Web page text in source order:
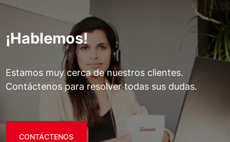
¡Hablemos!
Estamos muy cerca de nuestros clientes.
Contáctenos para resolver todas sus dudas.
CONTÁCTENOS